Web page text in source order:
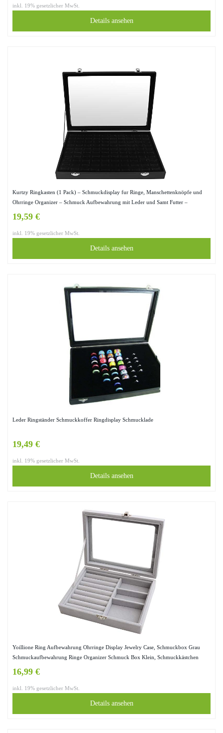
inkl. 19% gesetzlicher MwSt.
Details ansehen
Kurtzy Ringkasten (1 Pack) – Schmuckdisplay fur Ringe, Manschettenknöpfe und
Ohrringe Organizer – Schmuck Aufbewahrung mit Leder und Samt Futter –
19,59 €
inkl. 19% gesetzlicher MwSt.
Details ansehen
Leder Ringständer Schmuckkoffer Ringdisplay Schmucklade
19,49 €
inkl. 19% gesetzlicher MwSt.
Details ansehen
Yoillione Ring Aufbewahrung Ohrringe Display Jewelry Case, Schmuckbox Grau
Schmuckaufbewahrung Ringe Organizer Schmuck Box Klein, Schmuckkästchen
16,99 €
inkl. 19% gesetzlicher MwSt.
Details ansehen